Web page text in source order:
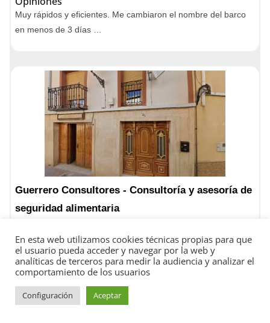
Muy rápidos y eficientes. Me cambiaron el nombre del barco
en menos de 3 días …
Guerrero Consultores - Consultoría y asesoría de
seguridad alimentaria
C. Chirinos, 8, 30400 Caravaca de la Cruz, Murcia
Caravaca de la Cruz, Murcia
644 96 60 94
https://www.guerreroconsultores.com/
En esta web utilizamos cookies técnicas propias para que
el usuario pueda acceder y navegar por la web y
analíticas de terceros para medir la audiencia y analizar el
comportamiento de los usuarios
Configuración Aceptar